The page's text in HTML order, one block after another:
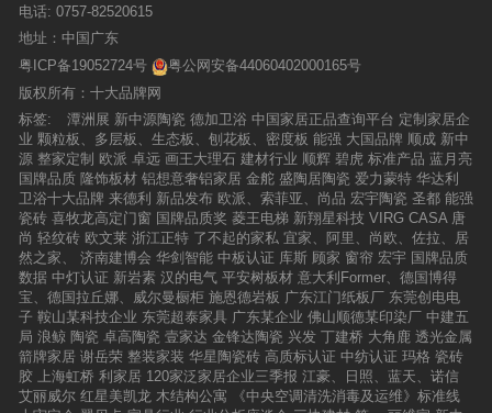
电话: 0757-82520615
地址：中国广东
粤ICP备19052724号
粤公网安备44060402000165号
版权所有：十大品牌网
标签:
潭洲展 新中源陶瓷 德加卫浴 中国家居正品查询平台 定制家居企
业 颗粒板、多层板、生态板、刨花板、密度板 能强 大国品牌 顺成 新中
源 整家定制 欧派 卓远 画王大理石 建材行业 顺辉 碧虎 标准产品 蓝月亮
国牌品质 隆饰板材 铝想意奢铝家居 金舵 盛陶居陶瓷 爱力蒙特 华达利
卫浴十大品牌 来德利 新品发布 欧派、索菲亚、尚品 宏宇陶瓷 圣都 能强
瓷砖 喜牧龙高定门窗 国牌品质奖 菱王电梯 新翔星科技 VIRG CASA 唐
尚 轻纹砖 欧文莱 浙江正特 了不起的家私 宜家、阿里、尚欧、佐拉、居
然之家、
济南建博会 华剑智能 中板认证 库斯 顾家 窗帘 宏宇 国牌品质
数据 中灯认证 新岩素 汉的电气 平安树板材 意大利Former、德国博得
宝、德国拉丘娜、威尔曼橱柜 施恩德岩板 广东江门纸板厂 东莞创电电
子 鞍山某科技企业 东莞超泰家具 广东某企业 佛山顺德某印染厂 中建五
局 浪鲸 陶瓷 卓高陶瓷 壹家达 金锋达陶瓷 兴发 丁建桥 大角鹿 透光金属
箭牌家居 谢岳荣 整装家装 华星陶瓷砖 高质标认证 中纺认证 玛格 瓷砖
胶 上海虹桥 利家居 120家泛家居企业三季报 江豪、日照、蓝天、诺信
艾丽威尔 红星美凯龙 木结构公寓
《中央空调清洗消毒及运维》标准线